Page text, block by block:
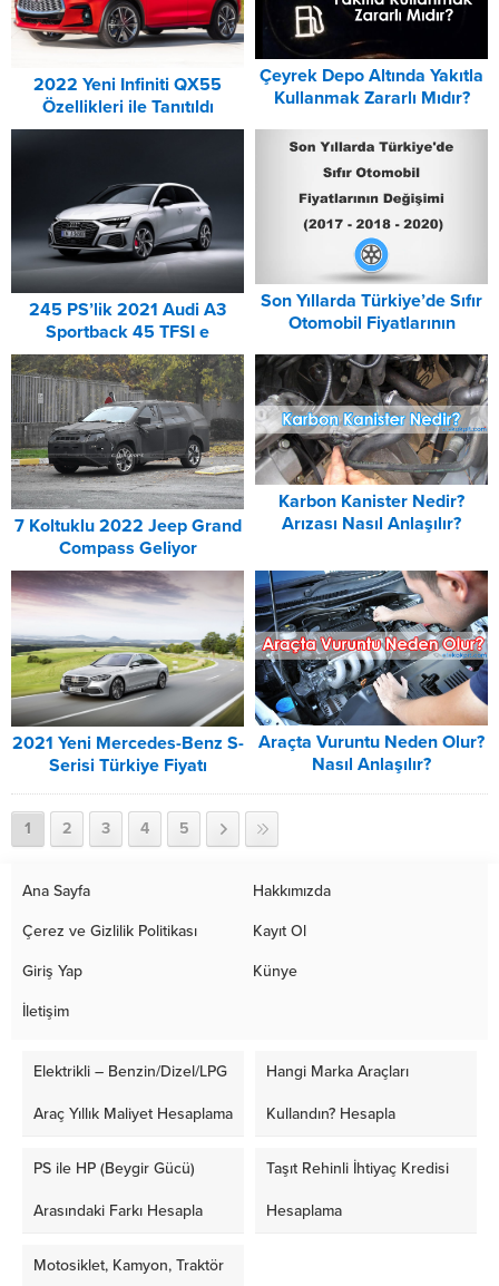
2022 Yeni Infiniti QX55
Özellikleri ile Tanıtıldı
Çeyrek Depo Altında Yakıtla
Kullanmak Zararlı Mıdır?
245 PS’lik 2021 Audi A3
Sportback 45 TFSI e
Özellikleri ve Fiyatı
Son Yıllarda Türkiye’de Sıfır
Otomobil Fiyatlarının
2020)
7 Koltuklu 2022 Jeep Grand
Compass Geliyor
Karbon Kanister Nedir?
Arızası Nasıl Anlaşılır?
2021 Yeni Mercedes-Benz S-
Serisi Türkiye Fiyatı
Araçta Vuruntu Neden Olur?
Nasıl Anlaşılır?
1 2 3 4 5
Ana Sayfa Hakkımızda
Çerez ve Gizlilik Politikası Kayıt Ol
Giriş Yap Künye
İletişim
Elektrikli – Benzin/Dizel/LPG
Araç Yıllık Maliyet Hesaplama
Hangi Marka Araçları
Kullandın? Hesapla
PS ile HP (Beygir Gücü)
Arasındaki Farkı Hesapla
Taşıt Rehinli İhtiyaç Kredisi
Hesaplama
Motosiklet, Kamyon, Traktör